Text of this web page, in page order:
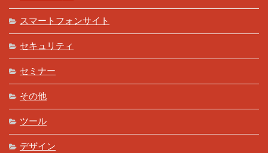
スマートフォンサイト
セキュリティ
セミナー
その他
ツール
デザイン